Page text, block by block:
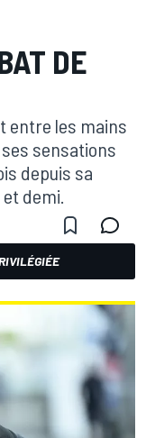
DE
entre les mains
sensations
depuis sa
demi.